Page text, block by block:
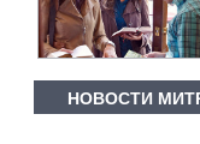
НОВОСТИ